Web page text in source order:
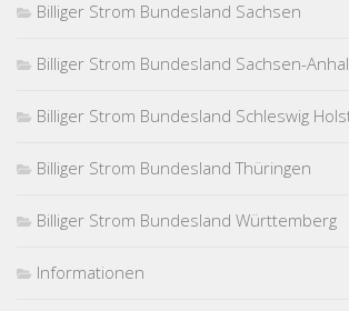
Billiger Strom Bundesland Sachsen
Billiger Strom Bundesland Sachsen-
Billiger Strom Bundesland Schleswig
Billiger Strom Bundesland Thüringen
Billiger Strom Bundesland Württemberg
Informationen